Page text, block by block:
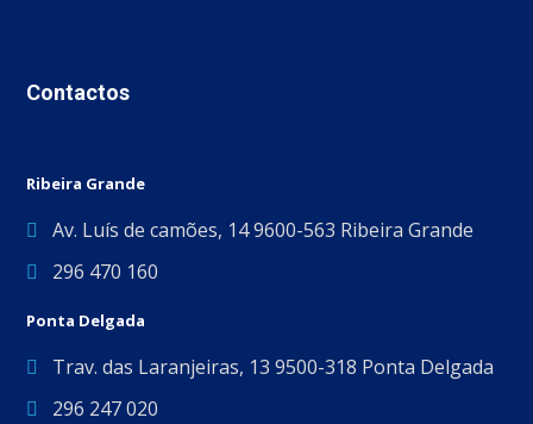
Contactos
Ribeira Grande
Av. Luís de camões, 14 9600-563 Ribeira Grande
296 470 160
Ponta Delgada
Trav. das Laranjeiras, 13 9500-318 Ponta Delgada
296 247 020